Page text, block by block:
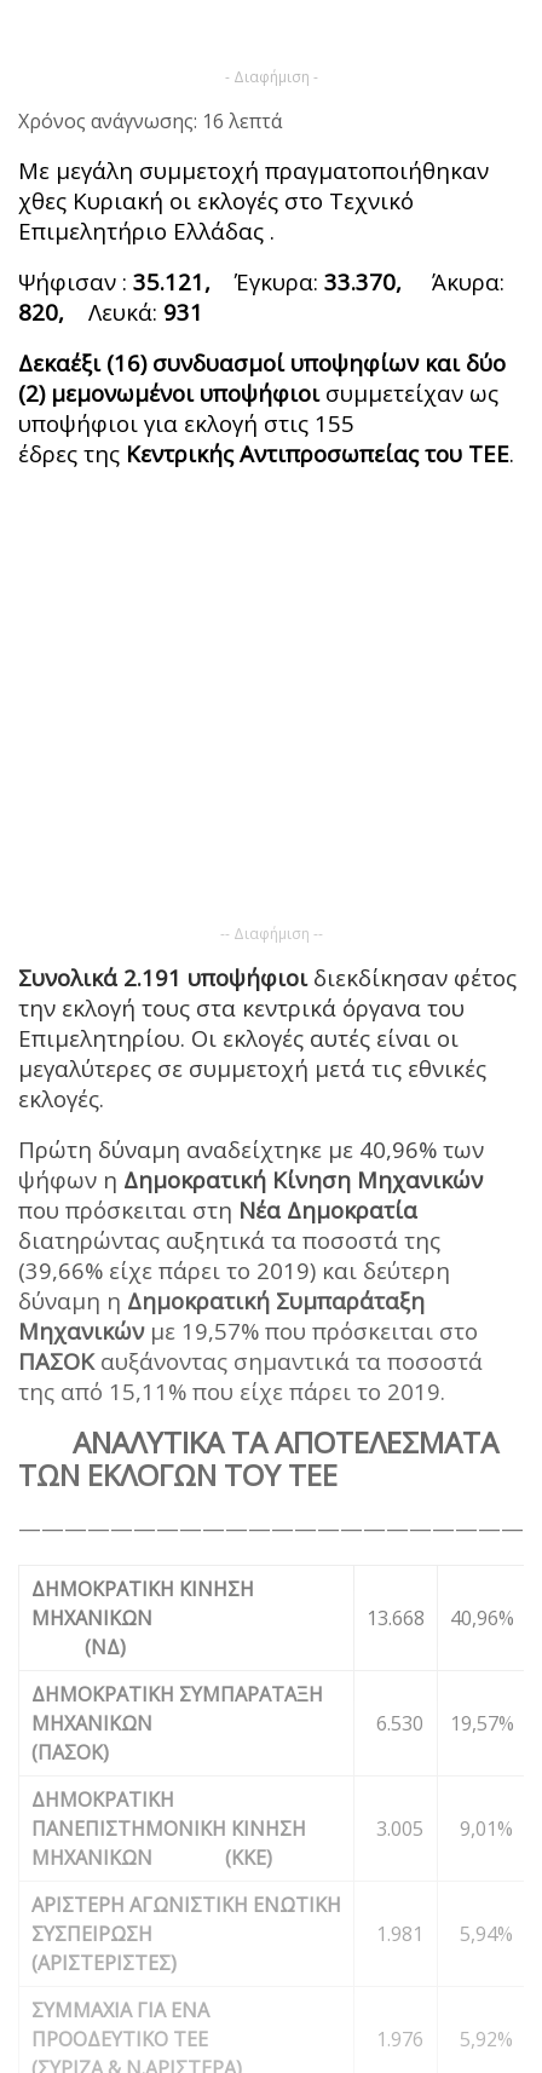
- Διαφήμιση -
Χρόνος ανάγνωσης: 16 λεπτά
Με μεγάλη συμμετοχή πραγματοποιήθηκαν
χθες Κυριακή οι εκλογές στο Τεχνικό
Επιμελητήριο Ελλάδας .
Ψήφισαν : 35.121,Έγκυρα: 33.370, Άκυρα:
820, Λευκά: 931
Δεκαέξι (16) συνδυασμοί υποψηφίων και δύο
(2) μεμονωμένοι υποψήφιοισυμμετείχαν ως
υποψήφιοι για εκλογή στις 155
έδρες της Κεντρικής Αντιπροσωπείας του ΤΕΕ.
-- Διαφήμιση --
Συνολικά 2.191 υποψήφιοιδιεκδίκησαν φέτος
την εκλογή τους στα κεντρικά όργανα του
Επιμελητηρίου. Οι εκλογές αυτές είναι οι
μεγαλύτερες σε συμμετοχή μετά τις εθνικές
εκλογές.
Πρώτη δύναμη αναδείχτηκε με 40,96% των
ψήφων η Δημοκρατική Κίνηση Μηχανικών
που πρόσκειται στη Νέα Δημοκρατία
διατηρώντας αυξητικά τα ποσοστά της
(39,66% είχε πάρει το 2019) και δεύτερη
δύναμη η Δημοκρατική Συμπαράταξη
Μηχανικών με 19,57% που πρόσκειται στο
ΠΑΣΟΚ αυξάνοντας σημαντικά τα ποσοστά
της από 15,11% που είχε πάρει το 2019.
ΑΝΑΛΥΤΙΚΑ ΤΑ ΑΠΟΤΕΛΕΣΜΑΤΑ
ΤΩΝ ΕΚΛΟΓΩΝ ΤΟΥ ΤΕΕ
ΔΗΜΟΚΡΑΤΙΚΗ ΚΙΝΗΣΗ
ΜΗΧΑΝΙΚΩΝ
(ΝΔ)
13.668 40,96%
ΔΗΜΟΚΡΑΤΙΚΗ ΣΥΜΠΑΡΑΤΑΞΗ
ΜΗΧΑΝΙΚΩΝ
(ΠΑΣΟΚ)
6.530 19,57%
ΔΗΜΟΚΡΑΤΙΚΗ
ΠΑΝΕΠΙΣΤΗΜΟΝΙΚΗ ΚΙΝΗΣΗ
ΜΗΧΑΝΙΚΩΝ (ΚΚΕ)
3.005 9,01%
ΑΡΙΣΤΕΡΗ ΑΓΩΝΙΣΤΙΚΗ ΕΝΩΤΙΚΗ
ΣΥΣΠΕΙΡΩΣΗ
(ΑΡΙΣΤΕΡΙΣΤΕΣ)
1.981 5,94%
ΣΥΜΜΑΧΙΑ ΓΙΑ ΕΝΑ
ΠΡΟΟΔΕΥΤΙΚΟ ΤΕΕ
1.976 5,92%